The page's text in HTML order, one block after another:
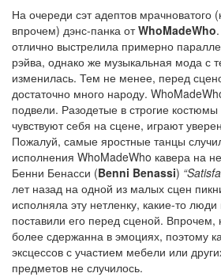
На очереди сэт адептов мрачноватого
впрочем) дэнс-панка отWhoMadeWho
отлично выстрелила примерно
рэйва, однако же музыкальная мода с
изменилась. Тем не менее, перед
достаточно много народу.
подвели. Разодетые в строгие
чувствуют себя на сцене, играют
Пожалуй, самые яростные танцы
исполнения WhoMadeWho кавера на
Бенни Бенасси (Benni Benassi)
лет назад на одной из малых сцен
исполняла эту нетленку, какие-то
поставили его перед сценой. Впрочем,
более сдержанна в эмоциях, поэтому
эксцессов с участием мебели или
предметов не случилось.